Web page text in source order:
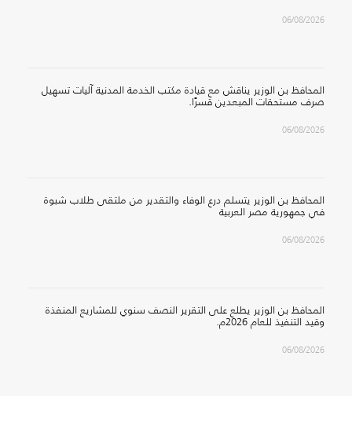
06/08/2026
المحافظ بن الوزير يناقش مع قيادة مكتب الخدمة المدنية آليات تسهيل
صرف مستحقات المبعدين قسرًا.
06/08/2026
المحافظ بن الوزير يتسلم درع الوفاء والتقدير من ملتقى طلاب شبوة
في جمهورية مصر العربية
06/08/2026
المحافظ بن الوزير يطلع على التقرير النصف سنوي للمشاريع المنفذة
وقيد التنفيذ للعام 2026م.
06/08/2026